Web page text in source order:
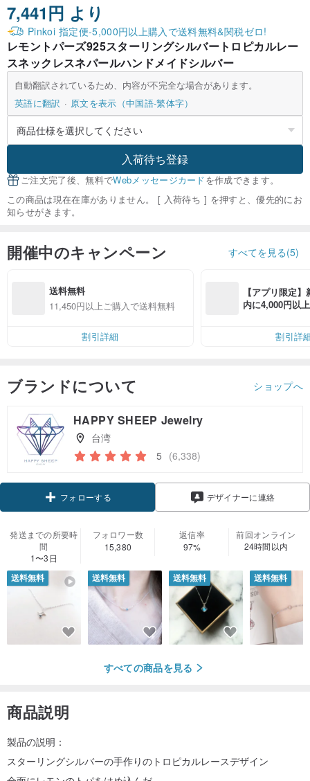
7,441円 より
Pinkoi 指定便-5,000円以上購入で送料無料&関税ゼロ!
レモントパーズ925スターリングシルバートロピカルレー
スネックレスネパールハンドメイドシルバー
自動翻訳されているため、内容が不完全な場合があります。
英語に翻訳
原文を表示（中国語-繁体字）
入荷待ち登録
ご注文完了後、無料でWebメッセージカードを作成できます。
この商品は現在在庫がありません。 [ 入荷待ち ] を押すと、優先的にお
知らせがきます。
開催中のキャンペーン すべてを見る(5)
送料無料
11,450円以上ご購入で送料無料
割引詳細
【アプリ限定
内に4,000円以
割引詳
ブランドについて ショップへ
HAPPY SHEEP Jewelry
台湾
5 (6,338)
フォローする
デザイナーに連絡
発送までの所要時
間
1〜3日
フォロワー数
15,380
返信率
97%
前回オンライン
24時間以内
送料無料 送料無料 送料無料 送料無料
すべての商品を見る
商品説明
製品の説明：
スターリングシルバーの手作りのトロピカルレースデザイン